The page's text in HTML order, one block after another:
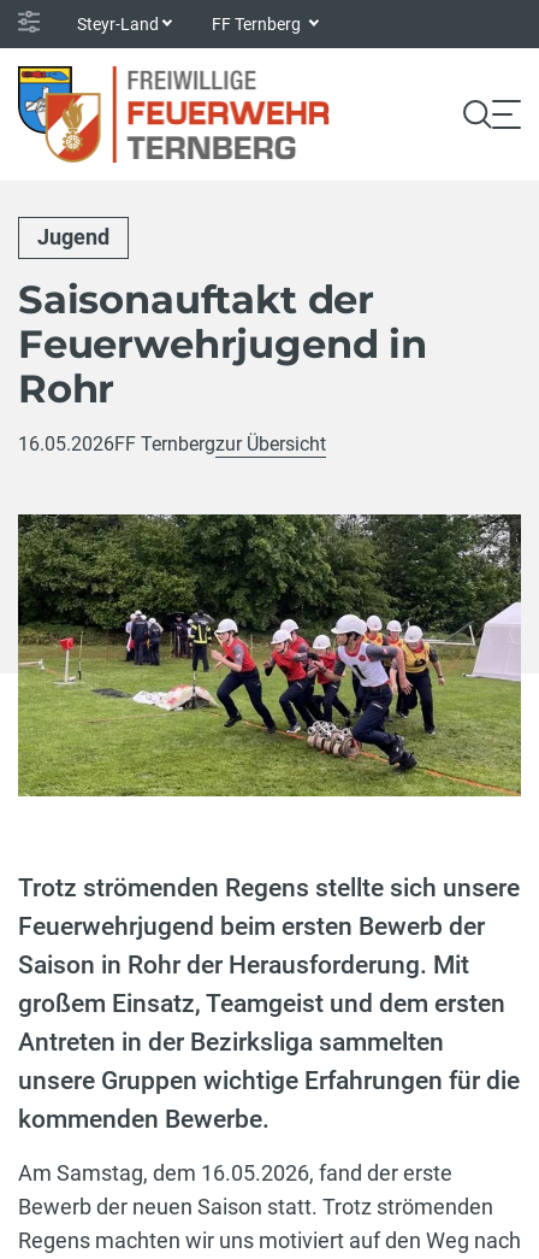
Steyr-Land FF Ternberg
Jugend
Saisonauftakt der
Feuerwehrjugend in
Rohr
16.05.2026FF Ternbergzur Übersicht
Trotz strömenden Regens stellte sich unsere
Feuerwehrjugend beim ersten Bewerb der
Saison in Rohr der Herausforderung. Mit
großem Einsatz, Teamgeist und dem ersten
Antreten in der Bezirksliga sammelten
unsere Gruppen wichtige Erfahrungen für die
kommenden Bewerbe.
Am Samstag, dem 16.05.2026, fand der erste
Bewerb der neuen Saison statt. Trotz strömenden
Regens machten wir uns motiviert auf den Weg nach